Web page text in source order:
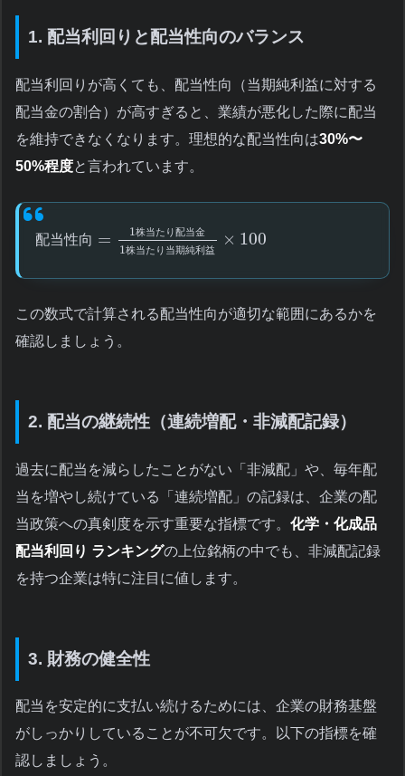
1. 配当利回りと配当性向のバランス
配当利回りが高くても、配当性向（当期純利益に対する
配当金の割合）が高すぎると、業績が悪化した際に配当
を維持できなくなります。理想的な配当性向は30%〜
50%程度と言われています。
配当性向 = 1株当た り配当金
1株当た り 当期純利益
× 100
この数式で計算される配当性向が適切な範囲にあるかを
確認しましょう。
2. 配当の継続性（連続増配・非減配記録）
過去に配当を減らしたことがない「非減配」や、毎年配
当を増やし続けている「連続増配」の記録は、企業の配
当政策への真剣度を示す重要な指標です。 化学・化成品
配当利回り ランキングの上位銘柄の中でも、非減配記録
を持つ企業は特に注目に値します。
3. 財務の健全性
配当を安定的に支払い続けるためには、企業の財務基盤
がしっかりしていることが不可欠です。以下の指標を確
認しましょう。